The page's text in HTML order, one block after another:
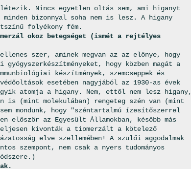
Nincs egyetlen oltás sem, ami higanyt
bizonnyal soha nem is lesz. A higany
folyékony fém.
okoz betegséget (ismét a rejtélyes
szer, aminek megvan az az előnye, hogy
hogy közben magát a
készítmények, szemcseppek és
esetében nagyjából az 1930-as évek
atomja a higany. Nem, ettől nem lesz higany,
is (mint molekulában) rengeteg szén van (mint
mondunk, hogy "széntartalmú ízesítőszerrel
először az Egyesült Államokban, később más
kivonták a tiomerzált a kötelező
elve szellemében! A szülői aggodalmak
szempont, nem csak a nyers tudományos